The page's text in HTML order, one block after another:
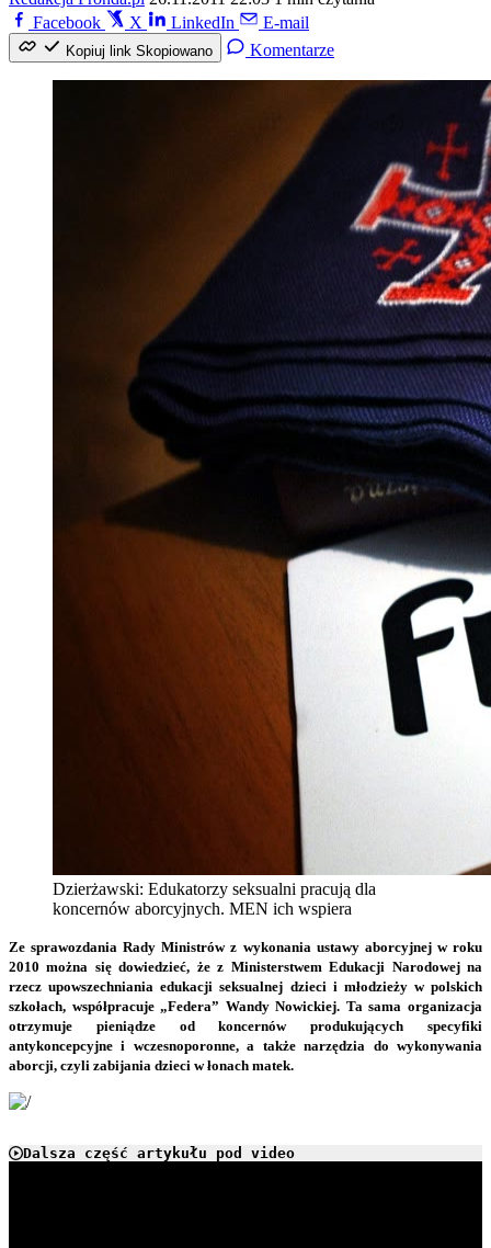
Facebook
X LinkedIn E-mail
Kopiuj link Skopiowano Komentarze
Dzierżawski: Edukatorzy seksualni pracują dla
koncernów aborcyjnych. MEN ich wspiera
Ze sprawozdania Rady Ministrów z wykonania ustawy aborcyjnej w roku
2010 można się dowiedzieć, że z Ministerstwem Edukacji Narodowej na
rzecz upowszechniania edukacji seksualnej dzieci i młodzieży w polskich
szkołach, współpracuje „Federa” Wandy Nowickiej. Ta sama organizacja
otrzymuje pieniądze od koncernów produkujących specyfiki
antykoncepcyjne i wczesnoporonne, a także narzędzia do wykonywania
aborcji, czyli zabijania dzieci w łonach matek.
Dalsza część artykułu pod video